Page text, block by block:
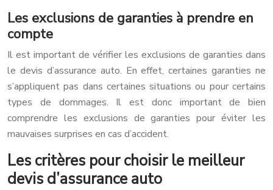
Les exclusions de garanties à prendre en
compte
Il est important de vérifier les exclusions de garanties dans
le devis d’assurance auto. En effet, certaines garanties ne
s’appliquent pas dans certaines situations ou pour certains
types de dommages. Il est donc important de bien
comprendre les exclusions de garanties pour éviter les
mauvaises surprises en cas d’accident.
Les critères pour choisir le meilleur
devis d’assurance auto